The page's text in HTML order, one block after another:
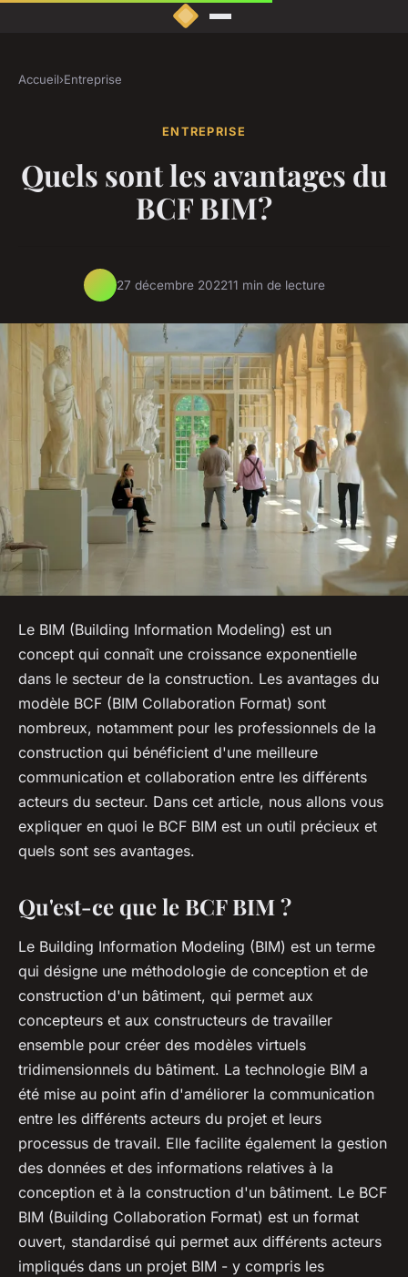
Accueil›Entreprise
ENTREPRISE
Quels sont les avantages du
BCF BIM?
27 décembre 202211 min de lecture
Le BIM (Building Information Modeling) est un
concept qui connaît une croissance exponentielle
dans le secteur de la construction. Les avantages du
modèle BCF (BIM Collaboration Format) sont
nombreux, notamment pour les professionnels de la
construction qui bénéficient d'une meilleure
communication et collaboration entre les différents
acteurs du secteur. Dans cet article, nous allons vous
expliquer en quoi le BCF BIM est un outil précieux et
quels sont ses avantages.
Qu'est-ce que le BCF BIM ?
Le Building Information Modeling (BIM) est un terme
qui désigne une méthodologie de conception et de
construction d'un bâtiment, qui permet aux
concepteurs et aux constructeurs de travailler
ensemble pour créer des modèles virtuels
tridimensionnels du bâtiment. La technologie BIM a
été mise au point afin d'améliorer la communication
entre les différents acteurs du projet et leurs
processus de travail. Elle facilite également la gestion
des données et des informations relatives à la
conception et à la construction d'un bâtiment. Le BCF
BIM (Building Collaboration Format) est un format
ouvert, standardisé qui permet aux différents acteurs
impliqués dans un projet BIM - y compris les